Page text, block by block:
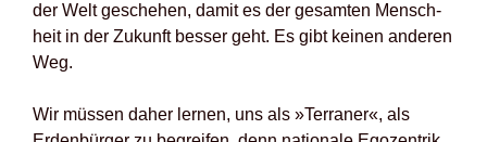
der Welt gesche­hen, damit es der gesam­ten Mensch­
heit in der Zukunft bes­ser geht. Es gibt kei­nen ande­ren
Weg.
Wir müs­sen daher ler­nen, uns als »Ter­ra­ner«, als